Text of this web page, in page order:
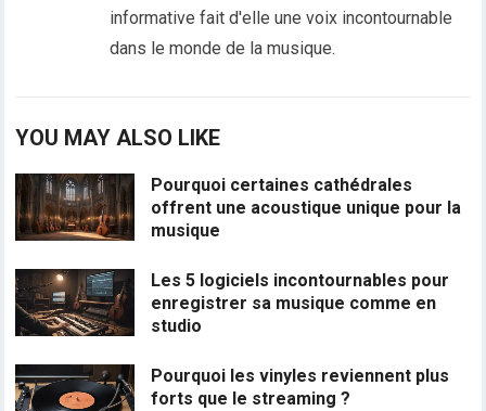
informative fait d'elle une voix incontournable
dans le monde de la musique.
YOU MAY ALSO LIKE
Pourquoi certaines cathédrales
offrent une acoustique unique pour la
musique
Les 5 logiciels incontournables pour
enregistrer sa musique comme en
studio
Pourquoi les vinyles reviennent plus
forts que le streaming ?